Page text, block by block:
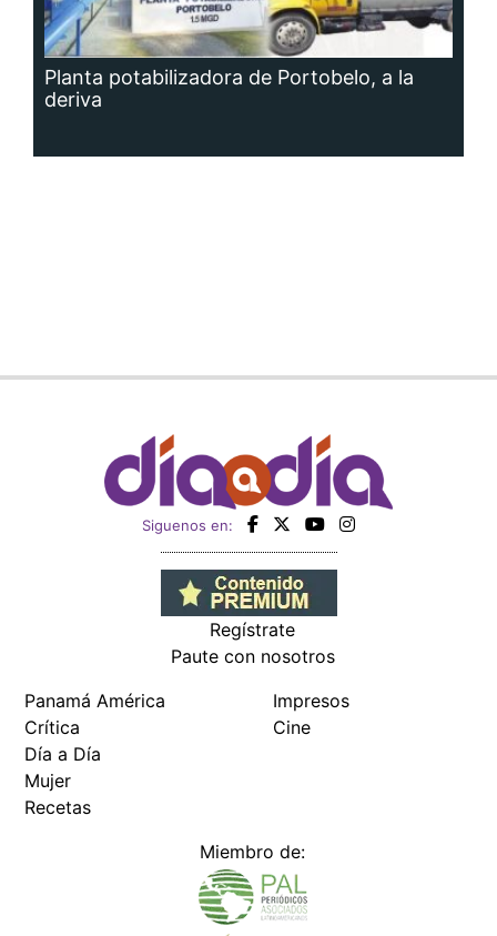
Planta potabilizadora de Portobelo, a la
deriva
Siguenos en:
Regístrate
Paute con nosotros
Panamá América
Crítica
Día a Día
Mujer
Recetas
Impresos
Cine
Miembro de: